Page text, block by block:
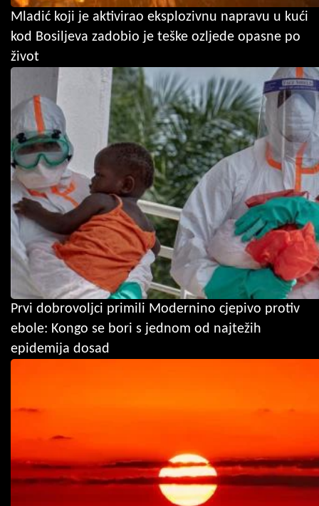
Mladić koji je aktivirao eksplozivnu napravu u kući
kod Bosiljeva zadobio je teške ozljede opasne po
život
Prvi dobrovoljci primili Modernino cjepivo protiv
ebole: Kongo se bori s jednom od najtežih
epidemija dosad